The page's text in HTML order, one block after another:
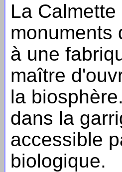
La
monuments
à une
maître
la
dans la
accessible
biologique.